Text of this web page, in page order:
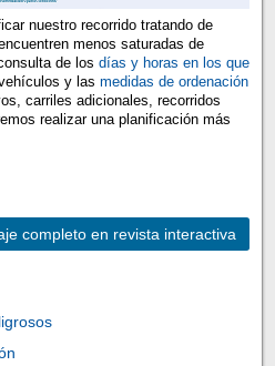
nuestro recorrido tratando de
menos saturadas de
de los días y horas en los que
y las medidas de ordenación
carriles adicionales, recorridos
realizar una planificación más
completo en revista interactiva